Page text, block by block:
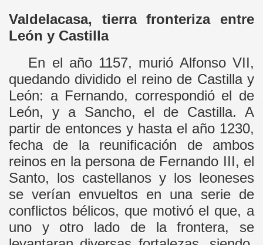
Valdelacasa, tierra fronteriza entre
León y Castilla
En el año 1157, murió Alfonso VII,
quedando dividido el reino de Castilla y
León: a Fernando, correspondió el de
León, y a Sancho, el de Castilla. A
partir de entonces y hasta el año 1230,
fecha de la reunificación de ambos
reinos en la persona de Fernando III, el
Santo, los castellanos y los leoneses
se verían envueltos en una serie de
conflictos bélicos, que motivó el que, a
uno y otro lado de la frontera, se